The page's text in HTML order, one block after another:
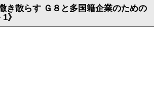
散らす Ｇ８と多国籍企業のための
》